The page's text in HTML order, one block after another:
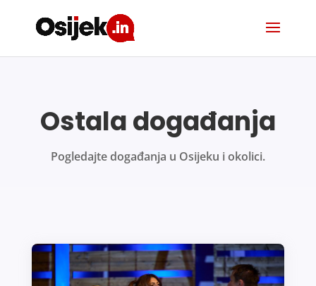
Ostala događanja
Pogledajte događanja u Osijeku i okolici.